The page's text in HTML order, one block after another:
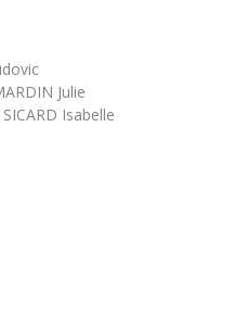
Julie
Isabelle